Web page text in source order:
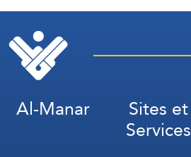
Al-Manar Sites et
Services